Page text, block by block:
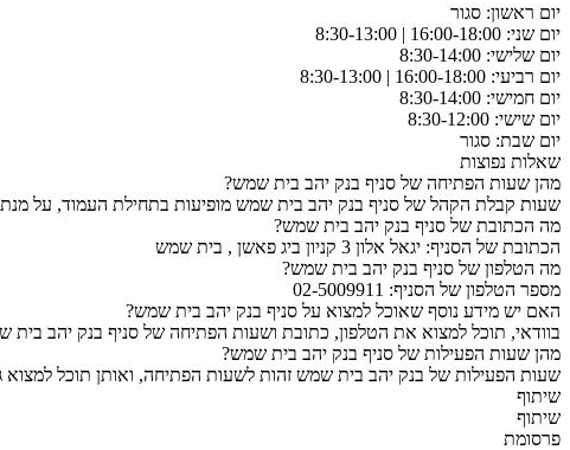
יום ראשון: סגור
יום שני: 16:00-18:00 | 8:30-13:00
יום שלישי: 8:30-14:00
יום רביעי: 16:00-18:00 | 8:30-13:00
יום חמישי: 8:30-14:00
יום שישי: 8:30-12:00
יום שבת: סגור
שאלות נפוצות
מהן שעות הפתיחה של סניף בנק יהב בית שמש?
שעות קבלת הקהל של סניף בנק יהב בית שמש מופיעות בתחילת העמוד, על
מה הכתובת של סניף בנק יהב בית שמש?
הכתובת של הסניף: יגאל אלון 3 קניון ביג פאשן , בית שמש
מה הטלפון של סניף בנק יהב בית שמש?
מספר הטלפון של הסניף: 02-5009911
האם יש מידע נוסף שאוכל למצוא על סניף בנק יהב בית שמש?
בוודאי, תוכל למצוא את הטלפון, כתובת ושעות הפתיחה של סניף בנק יהב בית
מהן שעות הפעילות של סניף בנק יהב בית שמש?
שעות הפעילות של בנק יהב בית שמש זהות לשעות הפתיחה, ואותן תוכל
שיתוף
שיתוף
פרסומת